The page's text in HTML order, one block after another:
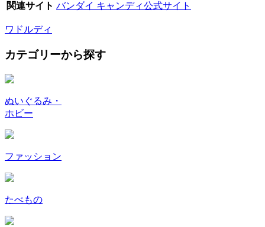
関連サイト バンダイ キャンディ公式サイト
ワドルディ
カテゴリーから探す
ぬいぐるみ・
ホビー
ファッション
たべもの